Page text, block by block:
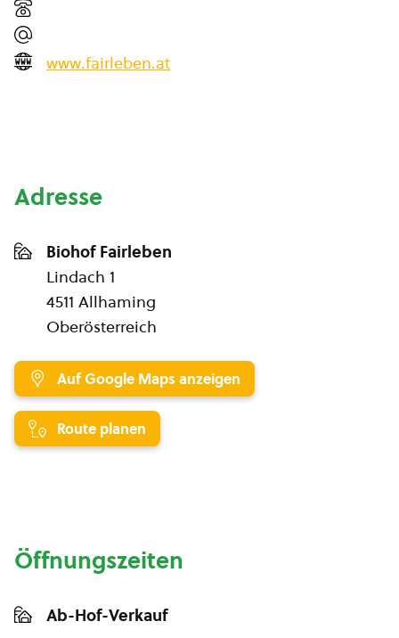
www.fairleben.at
Adresse
Biohof Fairleben
Lindach 1
4511 Allhaming
Oberösterreich
Auf Google Maps anzeigen
Route planen
Öffnungszeiten
Ab-Hof-Verkauf